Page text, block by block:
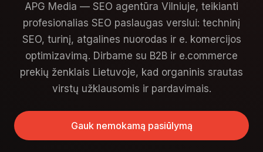
APG Media — SEO agentūra Vilniuje, teikianti
profesionalias SEO paslaugas verslui: techninį
SEO, turinį, atgalines nuorodas ir e. komercijos
optimizavimą. Dirbame su B2B ir e.commerce
prekių ženklais Lietuvoje, kad organinis srautas
virstų užklausomis ir pardavimais.
Gauk nemokamą pasiūlymą